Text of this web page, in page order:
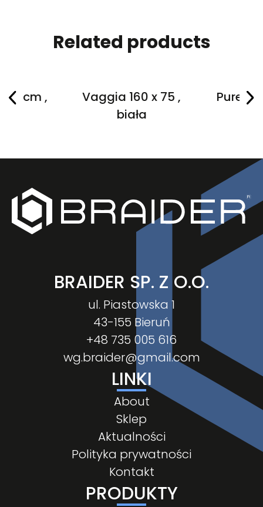
Related products
72 cm ,
Vaggia 160 x 75 ,
biała
Purea
BRAIDER SP. Z O.O.
ul. Piastowska 1
43-155 Bieruń
+48 735 005 616
wg.braider@gmail.com
LINKI
About
Sklep
Aktualności
Polityka prywatności
Kontakt
PRODUKTY